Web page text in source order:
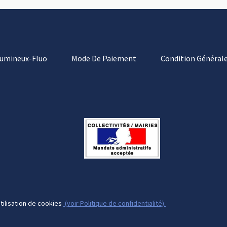
Fluo Mode De Paiement Condition
de cookies (voir Politique de confidentialité).